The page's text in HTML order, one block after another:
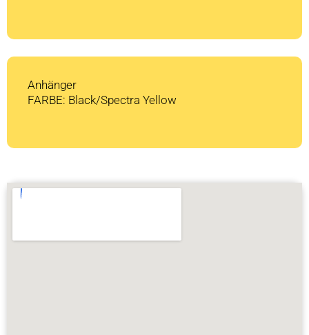
Anhänger
FARBE: Black/Spectra Yellow